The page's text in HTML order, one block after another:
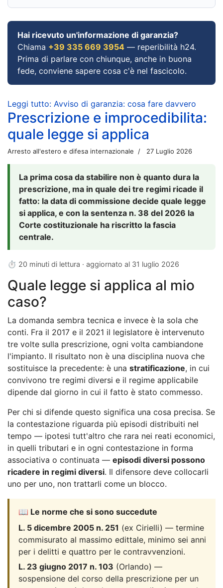
Hai ricevuto un'informazione di garanzia?
Chiama +39 335 669 3954 — reperibilità h24.
Prima di parlare con chiunque, anche in buona
fede, conviene sapere cosa c'è nel fascicolo.
Leggi tutto: Avviso di garanzia: cosa fare davvero
Prescrizione e improcedibilita:
quale legge si applica
Arresto all'estero e difesa internazionale 27 Luglio 2026
La prima cosa da stabilire non è quanto dura la
prescrizione, ma in quale dei tre regimi ricade il
fatto: la data di commissione decide quale legge
si applica, e con la sentenza n. 38 del 2026 la
Corte costituzionale ha riscritto la fascia
centrale.
⏱ 20 minuti di lettura · aggiornato al 31 luglio 2026
Quale legge si applica al mio
caso?
La domanda sembra tecnica e invece è la sola che
conti. Fra il 2017 e il 2021 il legislatore è intervenuto
tre volte sulla prescrizione, ogni volta cambiandone
l'impianto. Il risultato non è una disciplina nuova che
sostituisce la precedente: è una stratificazione, in cui
convivono tre regimi diversi e il regime applicabile
dipende dal giorno in cui il fatto è stato commesso.
Per chi si difende questo significa una cosa precisa. Se
la contestazione riguarda più episodi distribuiti nel
tempo — ipotesi tutt'altro che rara nei reati economici,
in quelli tributari e in ogni contestazione in forma
associativa o continuata — episodi diversi possono
ricadere in regimi diversi. Il difensore deve collocarli
uno per uno, non trattarli come un blocco.
📖 Le norme che si sono succedute
L. 5 dicembre 2005 n. 251 (ex Cirielli) — termine
commisurato al massimo edittale, minimo sei anni
per i delitti e quattro per le contravvenzioni.
L. 23 giugno 2017 n. 103 (Orlando) —
sospensione del corso della prescrizione per un